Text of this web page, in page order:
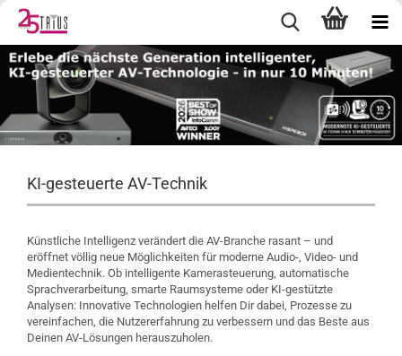
KI-gesteuerte AV-Technik
Künstliche Intelligenz verändert die AV-Branche rasant – und
eröffnet völlig neue Möglichkeiten für moderne Audio-, Video- und
Medientechnik. Ob intelligente Kamerasteuerung, automatische
Sprachverarbeitung, smarte Raumsysteme oder KI-gestützte
Analysen: Innovative Technologien helfen Dir dabei, Prozesse zu
vereinfachen, die Nutzererfahrung zu verbessern und das Beste aus
Deinen AV-Lösungen herauszuholen.